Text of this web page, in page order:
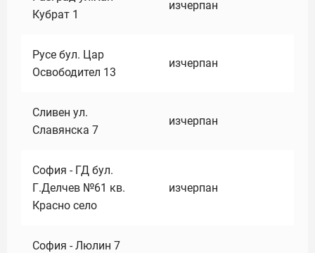
Кубрат 1
изчерпан
Русе бул. Цар
Освободител 13
изчерпан
Сливен ул.
Славянска 7
изчерпан
София - ГД бул.
Г.Делчев №61 кв.
Красно село
изчерпан
София - Люлин 7